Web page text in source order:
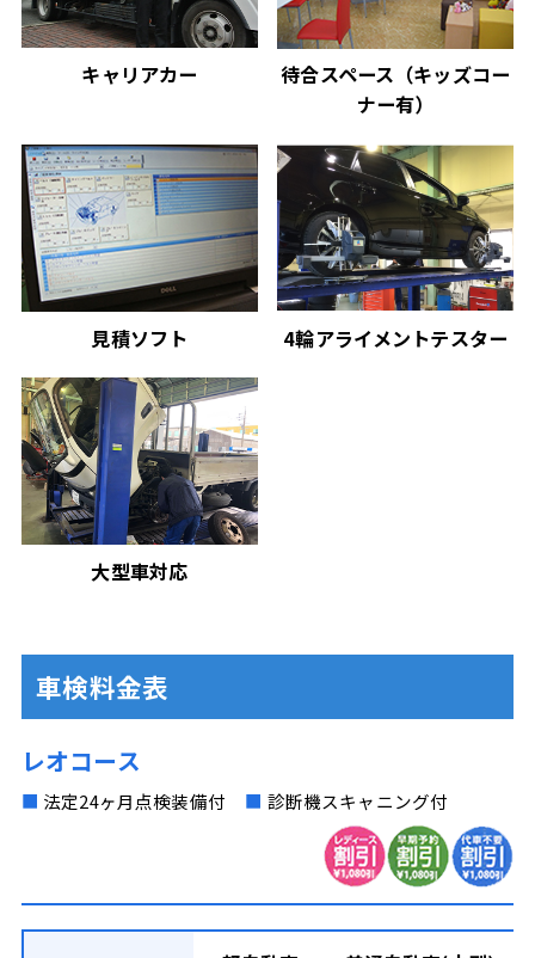
キャリアカー
待合スペース（キッズコー
ナー有）
見積ソフト 4輪アライメントテスター
大型車対応
車検料金表
レオコース
■ 法定24ヶ月点検装備付 ■ 診断機スキャニング付